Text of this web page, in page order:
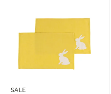
SALE